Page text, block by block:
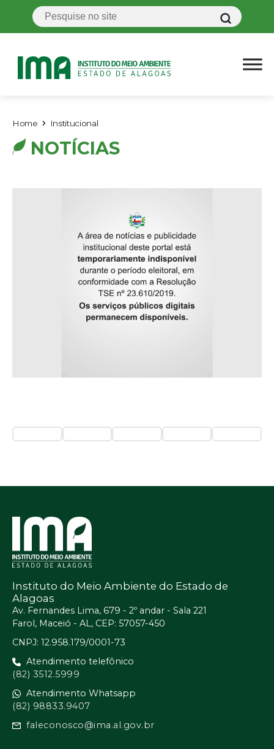
Home Institucional
NOTÍCIAS
Instituto do Meio Ambiente do Estado de
Alagoas
Av. Fernandes Lima, 679 - 2º andar - Sala 221
Farol, Maceió - AL, CEP: 57057-450
CNPJ: 12.958.179/0001-73
Atendimento telefônico
(82) 3512.5999
Atendimento Whatsapp
(82) 98833.9407
faleconosco@ima.al.gov.br